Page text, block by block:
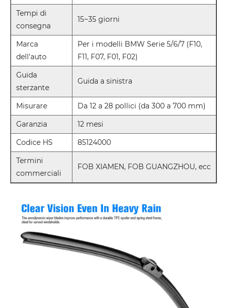
Tempi di
consegna
15~35 giorni
Marca
dell'auto
Per i modelli BMW Serie 5/6/7 (F10,
F11, F07, F01, F02)
Guida
sterzante
Guida a sinistra
Misurare
Da 12 a 28 pollici (da 300 a 700 mm)
Garanzia
12 mesi
Codice HS
85124000
Termini
commerciali
FOB XIAMEN, FOB GUANGZHOU, ecc